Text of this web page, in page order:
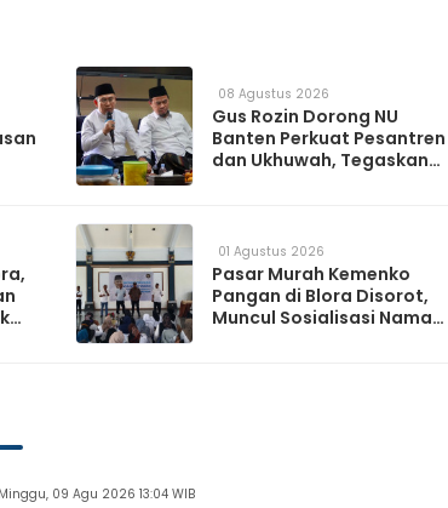
08 Agustus 2026
Gus Rozin Dorong NU
Banten Perkuat Pesantren
dan Ukhuwah, Tegaskan
01 Agustus 2026
Pasar Murah Kemenko
Pangan di Blora Disorot,
Muncul Sosialisasi Nama
Minggu, 09 Agu 2026 13:04 WIB